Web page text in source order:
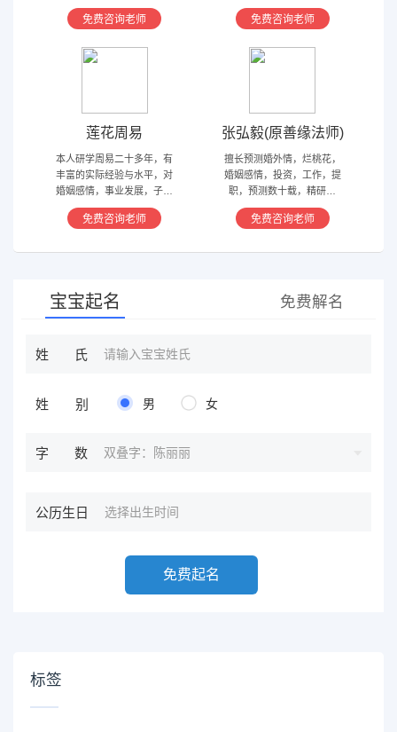
藏易，盲派占卜，太乙，河
洛卦，紫薇，奇门遁甲等多
免费咨询老师
化，研究易经多年，精通八
字，六爻，奇门遁甲。
免费咨询老师
莲花周易
本人研学周易二十多年，有
丰富的实际经验与水平，对
婚姻感情，事业发展，子嗣
香火等方面指引慈航 ，现
在预测指导擅长紫微星斗，
导方案，欢迎有缘人。
免费咨询老师
张弘毅(原善缘法师)
擅长预测婚外情，烂桃花，
婚姻感情，投资，工作，提
职，预测数十载，精研国
学，擅长铁板、太乙，一掌
经，八宫连山易，盲派八字
免费咨询老师
宝宝起名 免费解名
姓氏
姓别 男 女
字数 双叠字：陈丽丽
公历生日
免费起名
标签